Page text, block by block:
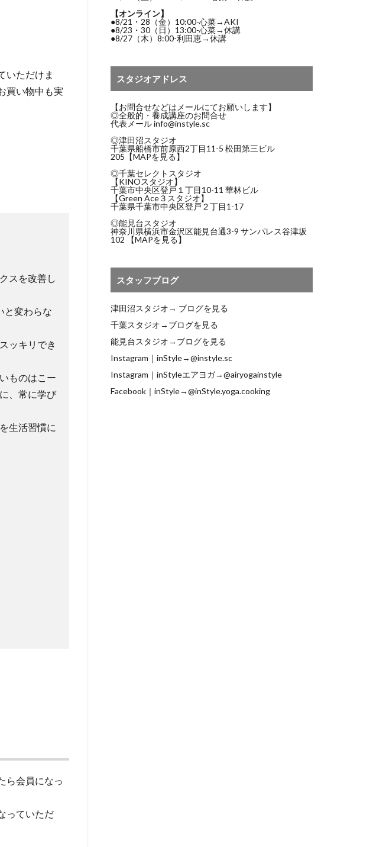
いただけま
買い物中も実
スを改善し
と変わらな
ッキリでき
ものはこー
、常に学び
生活習慣に
ら会員になっ
っていただ
【オンライン】
●8/21・28（金）10:00-心菜→AKI
●8/23・30（日）13:00-心菜→休講
●8/27（木）8:00-利田恵→休講
スタジオアドレス
【お問合せなどはメールにてお願いします】
◎全般的・養成講座のお問合せ
代表メールinfo@instyle.sc
◎津田沼スタジオ
千葉県船橋市前原西2丁目11-5 松田第三ビル
205 【MAPを見る】
◎千葉セレクトスタジオ
【KINOスタジオ】
千葉市中央区登戸１丁目10-11 華林ビル
【Green Ace３スタジオ】
千葉県千葉市中央区登戸２丁目1-17
◎能見台スタジオ
神奈川県横浜市金沢区能見台通3-9 サンパレス谷津坂
102
【MAPを見る】
スタッフブログ
津田沼スタジオ→ ブログを見る
千葉スタジオ→ ブログを見る
能見台スタジオ→ ブログを見る
Instagram｜inStyle→@instyle.sc
Instagram｜inStyleエアヨガ→@airyogainstyle
Facebook｜inStyle→@inStyle.yoga.cooking